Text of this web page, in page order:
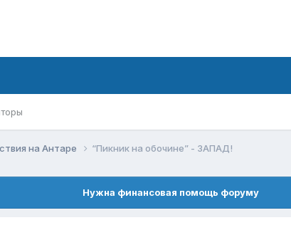
на Антаре “Пикник на обочине” - ЗАПАД!
Нужна финансовая помощь форуму